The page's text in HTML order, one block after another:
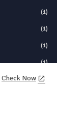
(1)
(1)
(1)
(1)
(1)
Check Now